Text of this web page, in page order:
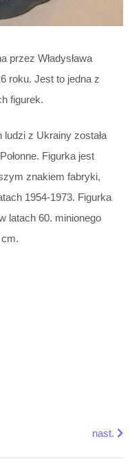
przez Władysława
roku. Jest to jedna z
figurek.
ludzi z Ukrainy została
Figurka jest
znakiem fabryki,
1954-1973. Figurka
latach 60. minionego
figurka jelenia z
Next
nast.